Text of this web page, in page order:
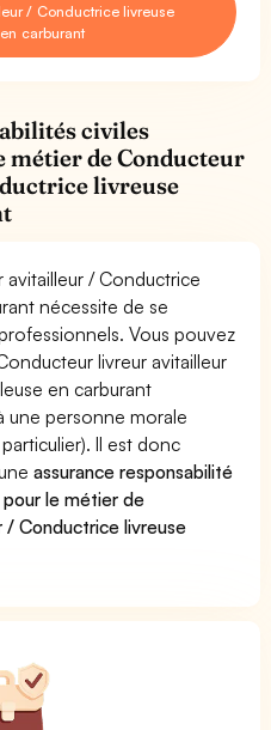
/ Conductrice livreuse
carburant
civiles
métier de Conducteur
livreuse
/ Conductrice
nécessite de se
Vous pouvez
livreur avitailleur
en carburant
une personne morale
Il est donc
assurance responsabilité
pour le métier de
/ Conductrice livreuse